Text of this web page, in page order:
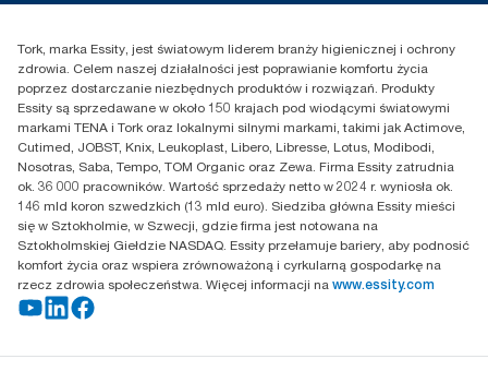
Przedstawiciele handlowi
Puławska 180
02-670 Warszawa
Polska
Tork, marka Essity, jest światowym liderem branży higienicznej i ochrony
zdrowia. Celem naszej działalności jest poprawianie komfortu życia
poprzez dostarczanie niezbędnych produktów i rozwiązań. Produkty
Essity są sprzedawane w około 150 krajach pod wiodącymi światowymi
markami TENA i Tork oraz lokalnymi silnymi markami, takimi jak Actimove,
Cutimed, JOBST, Knix, Leukoplast, Libero, Libresse, Lotus, Modibodi,
Nosotras, Saba, Tempo, TOM Organic oraz Zewa. Firma Essity zatrudnia
ok. 36 000 pracowników. Wartość sprzedaży netto w 2024 r. wyniosła ok.
146 mld koron szwedzkich (13 mld euro). Siedziba główna Essity mieści
się w Sztokholmie, w Szwecji, gdzie firma jest notowana na
Sztokholmskiej Giełdzie NASDAQ. Essity przełamuje bariery, aby podnosić
komfort życia oraz wspiera zrównoważoną i cyrkularną gospodarkę na
rzecz zdrowia społeczeństwa. Więcej informacji na www.essity.com